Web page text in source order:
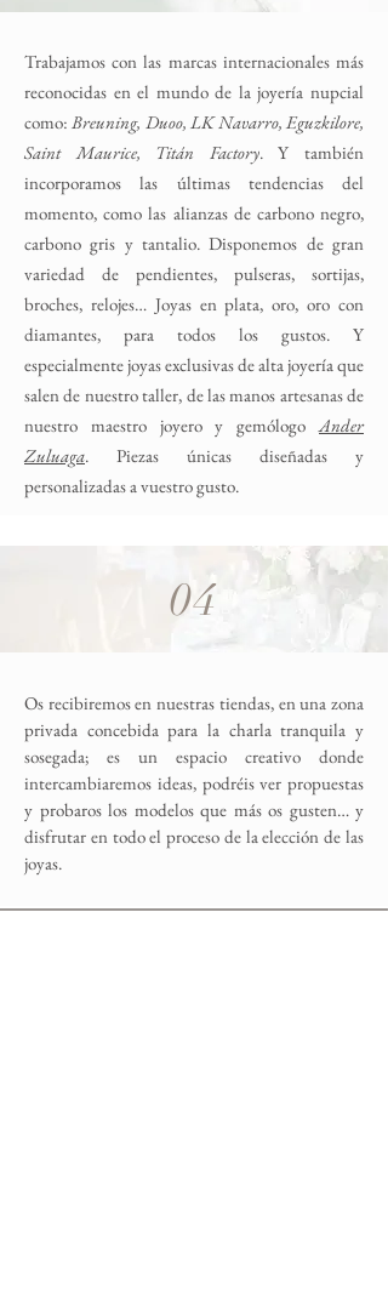
Trabajamos con las marcas internacionales más
reconocidas en el mundo de la joyería nupcial
como:Breuning, Duoo, LK Navarro, Eguzkilore,
Saint Maurice, Titán Factory. Y también
incorporamos las últimas tendencias del
momento, como las alianzas de carbono negro,
carbono gris y tantalio. Disponemos de gran
variedad de pendientes, pulseras, sortijas,
broches, relojes… Joyas en plata, oro, oro con
diamantes, para todos los gustos. Y
especialmente joyas exclusivas de alta joyería que
salen de nuestro taller, de las manos artesanas de
nuestro maestro joyero y gemólogoAnder
Zuluaga. Piezas únicas diseñadas y
personalizadas a vuestro gusto.
04
Os recibiremos en nuestras tiendas, en una zona
privada concebida para la charla tranquila y
sosegada; es un espacio creativo donde
intercambiaremos ideas, podréis ver propuestas
y probaros los modelos que más os gusten… y
disfrutar en todo el proceso de la elección de las
joyas.